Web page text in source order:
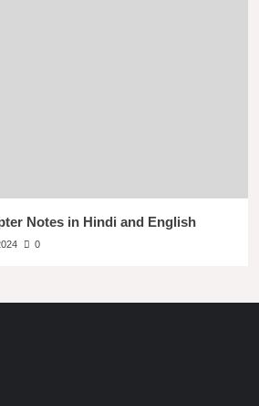
Notes in Hindi and English
0